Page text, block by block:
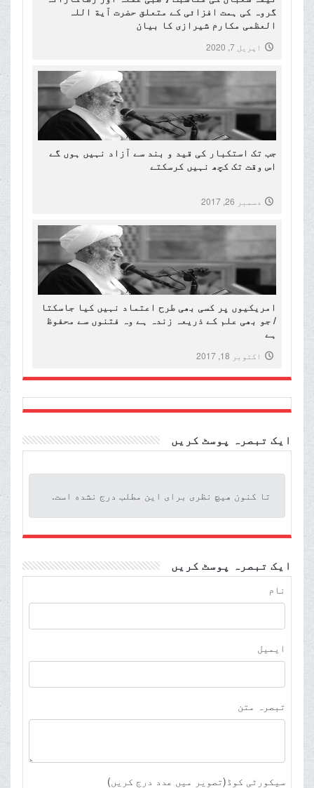
گروہ کی ہمت افزائی کے متعلق حضرت آیة اللہ
العظمی مکارم شیرازی کا بیان
اپریل 7, 2020
جب تک استکبار کی قید و بند سے آزاد نہیں ہوں گے
اس وقت تک کچھ نہیں کرسکتے
دسمبر 26, 2017
امریکیوں پر کسی بھی طرح اعتماد نہیں کیا جاسکتا
/ جو بھی علم کے ذریعہ زندہ ہے وہ فتنوں سے محفوظ
ہے
اکتوبر 18, 2017
ایک تبصرہ پوسٹ کریں
تا کنون هیچ نظری برای این مطلب درج نشده است.
ایک تبصرہ پوسٹ کریں
نام
ایمیل
تبصرہ متن
سیکورٹی کوڈ(تصویر میں عدد درج کریں)